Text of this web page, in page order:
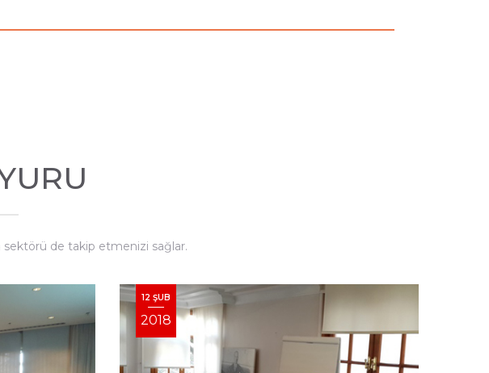
sektörü de takip etmenizi sağlar.
12 ŞUB
2018